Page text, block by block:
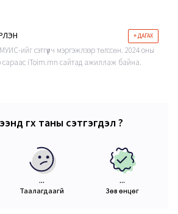
+ ДАГАХ
ийг сэтгүүлч мэргэжлээр төгссөн. 2024 оны
сараас iToim.mn сайтад ажиллаж байна.
өгөх таны сэтгэгдэл ?
...
Таалагдаагүй
...
Зөв өнцөг